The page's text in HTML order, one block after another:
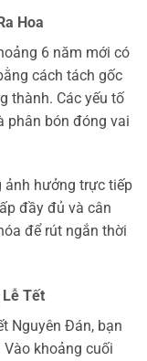
Hoa
6 năm mới có
cách tách gốc
thành. Các yếu tố
phân bón đóng vai
ảnh hưởng trực tiếp
đầy đủ và cân
để rút ngắn thời
Lễ Tết
Nguyên Đán, bạn
khoảng cuối